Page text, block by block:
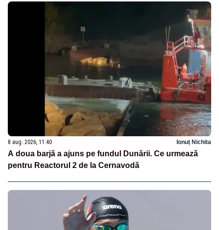
8 aug. 2026, 11:40 Ionuț Nichita
A doua barjă a ajuns pe fundul Dunării. Ce urmează
pentru Reactorul 2 de la Cernavodă